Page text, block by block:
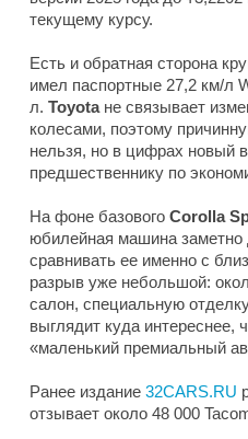
текущему курсу.
Есть и обратная сторона
имел паспортные 27,2 км/л
л. Toyotaне связывает
колесами, поэтому
нельзя, но в цифрах новый
предшественнику по
На фоне базового Corolla
юбилейная машина
сравнивать ее именно с
разрыв уже небольшой:
салон, специальную
выглядит куда интереснее,
«маленький премиальный
Ранее издание 32CARS.RU
отзывает около 48 000